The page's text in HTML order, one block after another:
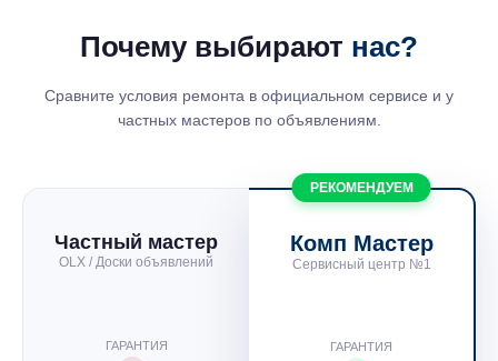
механические повреждения (падения, удары,
проблемы с видеоадаптером (проверка
строя лампы через время;
изображение);
Почему выбирают нас?
Сравните условия ремонта в официальном сервисе и у
частных мастеров по объявлениям.
Частный мастер
OLX / Доски объявлений
ГАРАНТИЯ
РЕКОМЕНДУЕМ
Комп Мастер
Сервисный центр №1
ГАРАНТИЯ